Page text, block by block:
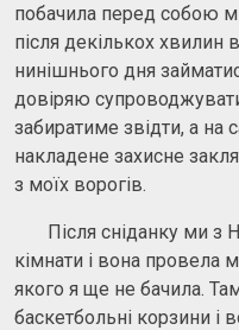
побачила перед собою
після декількох
нинішнього дня
довіряю
забиратиме звідти, а на
накладене захисне
з моїх ворогів.
Після сніданку ми з
кімнати і вона провела
якого я ще не бачила.
баскетбольні корзини і